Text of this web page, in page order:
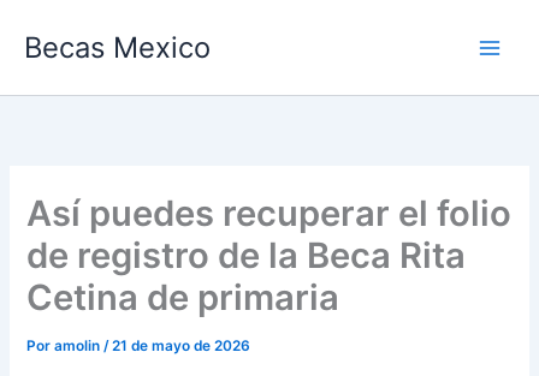
Becas Mexico
Así puedes recuperar el folio
de registro de la Beca Rita
Cetina de primaria
Poramolin/21 de mayo de 2026